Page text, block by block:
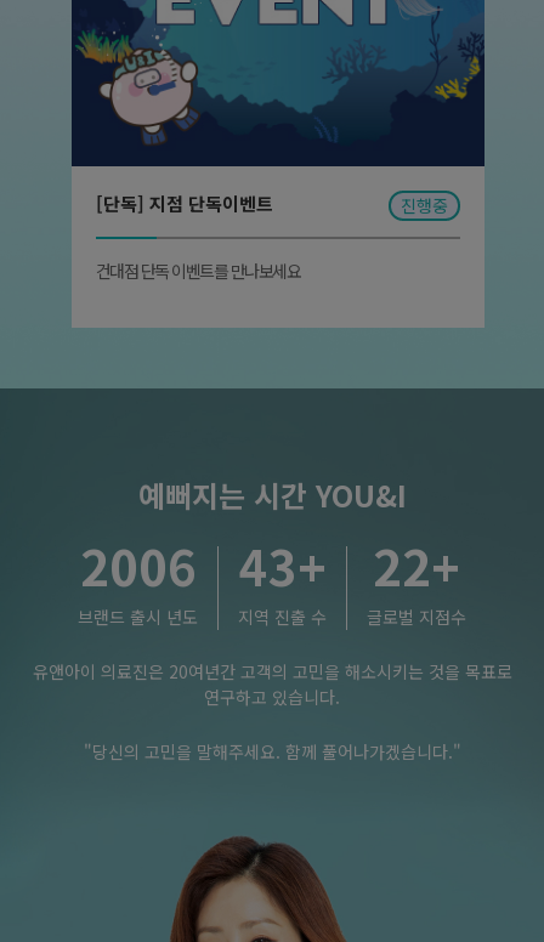
[단독] 지점 단독이벤트 진행중
건대점 단독 이벤트를 만나보세요
예뻐지는 시간 YOU&I
2006
브랜드 출시 년도
43+
지역 진출 수
22+
글로벌 지점수
유앤아이 의료진은 20여년간 고객의 고민을 해소시키는 것을 목표로
연구하고 있습니다.
"당신의 고민을 말해주세요. 함께 풀어나가겠습니다."